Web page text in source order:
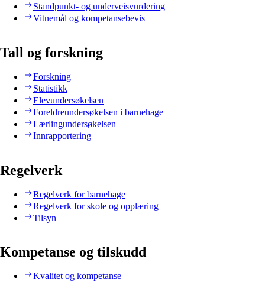
Standpunkt- og underveisvurdering
Vitnemål og kompetansebevis
Tall og forskning
Forskning
Statistikk
Elevundersøkelsen
Foreldreundersøkelsen i barnehage
Lærlingundersøkelsen
Innrapportering
Regelverk
Regelverk for barnehage
Regelverk for skole og opplæring
Tilsyn
Kompetanse og tilskudd
Kvalitet og kompetanse